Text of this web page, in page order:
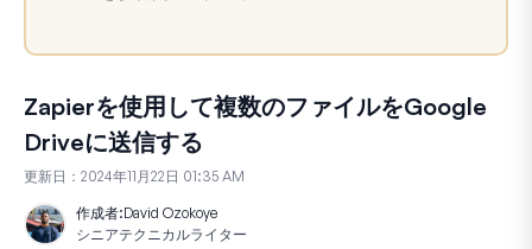
Zapierを使用して複数のファイルをGoogle
Driveに送信する
更新日： 2024年11月22日 01:35 AM
作成者:David Ozokoye
シニアテクニカルライター